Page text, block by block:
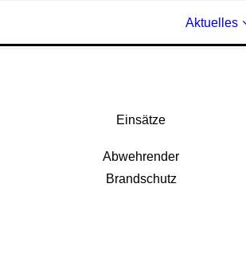
Aktuelles
Einsätze
Abwehrender
Brandschutz